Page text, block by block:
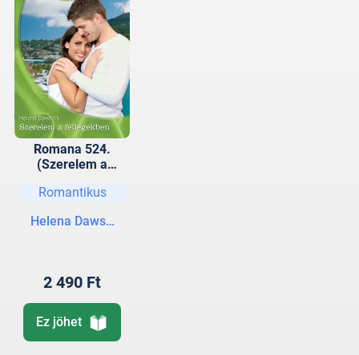
Romana 524.
(Szerelem a
Romantikus
Helena Dawson
2 490 Ft
Ez jöhet